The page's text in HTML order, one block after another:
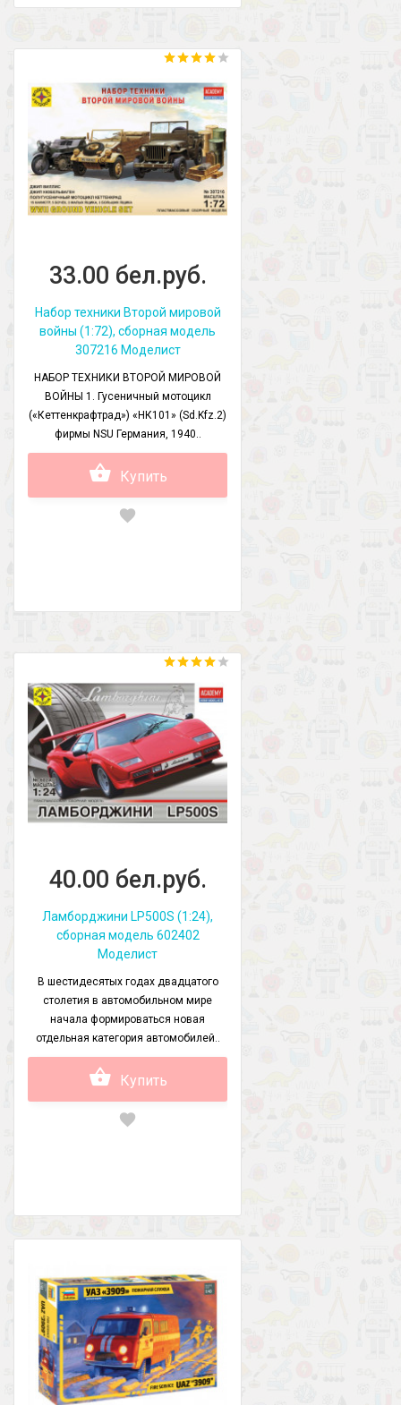
33.00 бел.руб.
Набор техники Второй мировой
войны (1:72), сборная модель
307216 Моделист
НАБОР ТЕХНИКИ ВТОРОЙ МИРОВОЙ
ВОЙНЫ 1. Гусеничный мотоцикл
(«Кеттенкрафтрад») «НК101» (Sd.Kfz.2)
фирмы NSU Германия, 1940..
Купить
40.00 бел.руб.
Ламборджини LP500S (1:24),
сборная модель 602402
Моделист
В шестидесятых годах двадцатого
столетия в автомобильном мире
начала формироваться новая
отдельная категория автомобилей..
Купить